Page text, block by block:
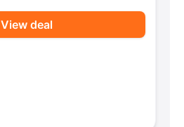
View deal